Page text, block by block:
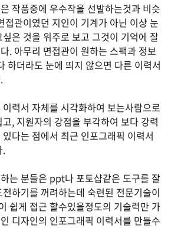
작품중에 우수작을 선발하는것과 비슷
접관이였던 지인이 기계가 아닌 이상 눈
은 것을 위주로 보고 그것이 기억에 잘
. 아무리 면접관이 원하는 스팩과 정보
하더라도 눈에 띄지 않으면 다른 이력서
력서 자체를 시각화하여 보는사람으로
, 지원자의 강점을 부각하여 보다 강력
다는 점에서 최근 인포그래픽 이력서
.
는 분들은 ppt나 포토샵같은 도구를 잘
하기를 꺼려하는데 숙련된 전문기술이
쉽게 접근 할수있을정도의 기술력만 가
디자인의 인포그래픽 이력서를 만들수